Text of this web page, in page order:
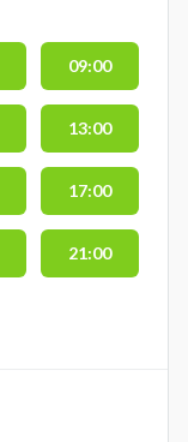
09:00
13:00
17:00
21:00